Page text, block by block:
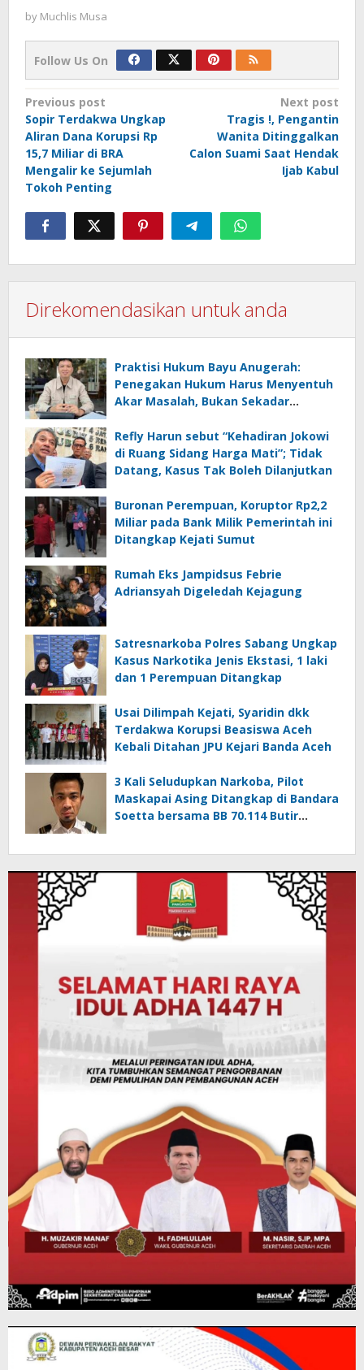
by Muchlis Musa
Follow Us On
Post
navigation
Previous post
Sopir Terdakwa Ungkap
Aliran Dana Korupsi Rp
15,7 Miliar di BRA
Mengalir ke Sejumlah
Tokoh Penting
Next post
Tragis !, Pengantin
Wanita Ditinggalkan
Calon Suami Saat Hendak
Ijab Kabul
Direkomendasikan untuk anda
Praktisi Hukum Bayu Anugerah:
Penegakan Hukum Harus Menyentuh
Akar Masalah, Bukan Sekadar
Refly Harun sebut “Kehadiran Jokowi
di Ruang Sidang Harga Mati”; Tidak
Datang, Kasus Tak Boleh Dilanjutkan
Buronan Perempuan, Koruptor Rp2,2
Miliar pada Bank Milik Pemerintah ini
Ditangkap Kejati Sumut
Rumah Eks Jampidsus Febrie
Adriansyah Digeledah Kejagung
Satresnarkoba Polres Sabang Ungkap
Kasus Narkotika Jenis Ekstasi, 1 laki
dan 1 Perempuan Ditangkap
Usai Dilimpah Kejati, Syaridin dkk
Terdakwa Korupsi Beasiswa Aceh
Kebali Ditahan JPU Kejari Banda Aceh
3 Kali Seludupkan Narkoba, Pilot
Maskapai Asing Ditangkap di Bandara
Soetta bersama BB 70.114 Butir